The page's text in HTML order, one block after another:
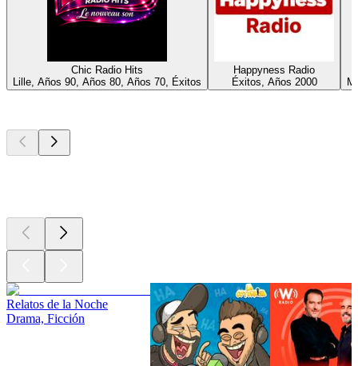
Chic Radio Hits
Lille, Años 90, Años 80, Años 70, Éxitos
Happyness Radio
Éxitos, Años 2000
Relatos de la Noche
Drama, Ficción